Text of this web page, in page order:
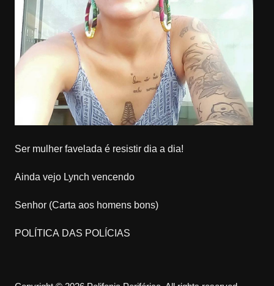
Ser mulher favelada é resistir dia a dia!
Ainda vejo Lynch vencendo
Senhor (Carta aos homens bons)
POLÍTICA DAS POLÍCIAS